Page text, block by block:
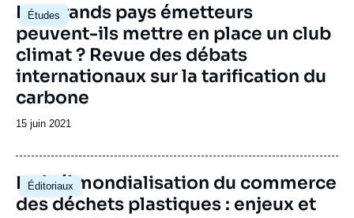
ou
émission
Études
Image
principale
Les grands pays émetteurs
peuvent-ils mettre en place un club
climat ? Revue des débats
internationaux sur la tarification du
carbone
Date
publication
15 juin 2021
Éditoriaux
Image
principale
La (dé)mondialisation du commerce
des déchets plastiques : enjeux et